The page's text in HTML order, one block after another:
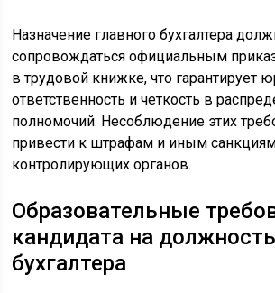
Назначение главного бухгалтера
сопровождаться официальным
в трудовой книжке, что гарантирует
ответственность и четкость в
полномочий. Несоблюдение этих
привести к штрафам и иным
контролирующих органов.
Образовательные
кандидата на
бухгалтера